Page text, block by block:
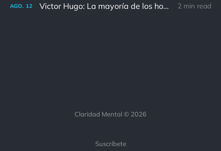
AGO. 12 Victor Hugo: La mayoría de los hombres no carecen de fuerza, sino de constancia. 2 min read
Claridad Mental © 2026
Suscríbete